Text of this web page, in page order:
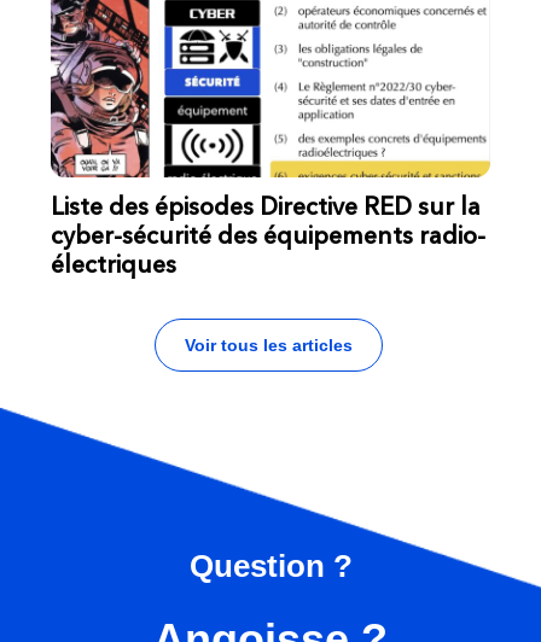
Liste des épisodes Directive RED sur la
cyber-sécurité des équipements radio-
électriques
Voir tous les articles
Question ?